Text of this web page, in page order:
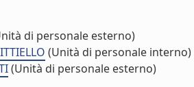
di personale esterno)
(Unità di personale interno)
(Unità di personale esterno)